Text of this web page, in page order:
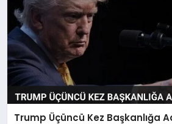
Trump Üçüncü Kez Başkanlığa